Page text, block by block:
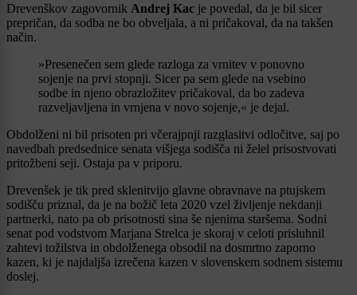
Drevenškov zagovornik Andrej Kac je povedal, da je bil sicer
prepričan, da sodba ne bo obveljala, a ni pričakoval, da na takšen
način.
»Presenečen sem glede razloga za vrnitev v ponovno
sojenje na prvi stopnji. Sicer pa sem glede na vsebino
sodbe in njeno obrazložitev pričakoval, da bo zadeva
razveljavljena in vrnjena v novo sojenje,« je dejal.
Obdolženi ni bil prisoten pri včerajpnji razglasitvi odločitve, saj po
navedbah predsednice senata višjega sodišča ni želel prisostvovati
pritožbeni seji. Ostaja pa v priporu.
Drevenšek je tik pred sklenitvijo glavne obravnave na ptujskem
sodišču priznal, da je na božič leta 2020 vzel življenje nekdanji
partnerki, nato pa ob prisotnosti sina še njenima staršema. Sodni
senat pod vodstvom Marjana Strelca je skoraj v celoti prisluhnil
zahtevi tožilstva in obdolženega obsodil na dosmrtno zaporno
kazen, ki je najdaljša izrečena kazen v slovenskem sodnem sistemu
doslej.